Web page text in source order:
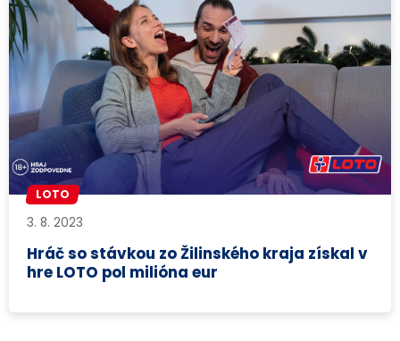
LOTO
3. 8. 2023
Hráč so stávkou zo Žilinského kraja získal v
hre LOTO pol milióna eur